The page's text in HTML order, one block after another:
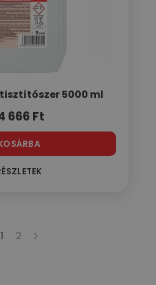
tisztítószer 5000 ml
666 Ft
1 2